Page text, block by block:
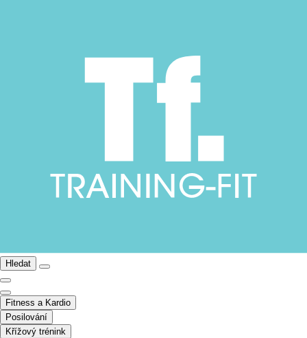
Hledat
Fitness a Kardio
Posilování
Křížový trénink